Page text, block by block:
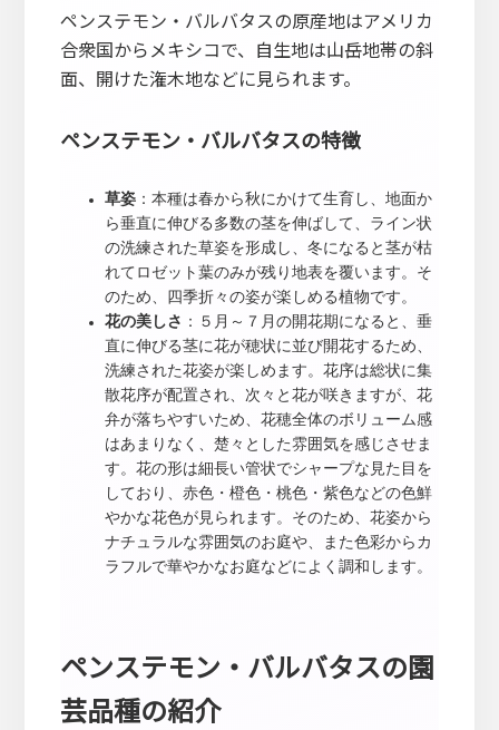
ペンステモン・バルバタスの原産地はアメリカ
合衆国からメキシコで、自生地は山岳地帯の斜
面、開けた潅木地などに見られます。
ペンステモン・バルバタスの特徴
草姿：本種は春から秋にかけて生育し、地面か
ら垂直に伸びる多数の茎を伸ばして、ライン状
の洗練された草姿を形成し、冬になると茎が枯
れてロゼット葉のみが残り地表を覆います。そ
のため、四季折々の姿が楽しめる植物です。
花の美しさ ：５月～７月の開花期になると、垂
直に伸びる茎に花が穂状に並び開花するため、
洗練された花姿が楽しめます。花序は総状に集
散花序が配置され、次々と花が咲きますが、花
弁が落ちやすいため、花穂全体のボリューム感
はあまりなく、楚々とした雰囲気を感じさせま
す。花の形は細長い管状でシャープな見た目を
しており、赤色・橙色・桃色・紫色などの色鮮
やかな花色が見られます。そのため、花姿から
ナチュラルな雰囲気のお庭や、また色彩からカ
ラフルで華やかなお庭などによく調和します。
ペンステモン・バルバタスの園
芸品種の紹介